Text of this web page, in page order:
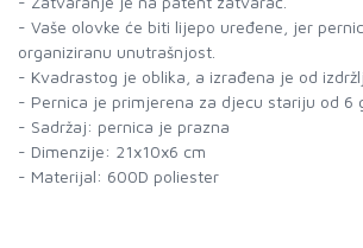
- Vaše olovke će biti lijepo uređene, jer
organiziranu unutrašnjost.
- Kvadrastog je oblika, a izrađena je od
- Pernica je primjerena za djecu stariju od 6
- Sadržaj: pernica je prazna
- Dimenzije: 21x10x6 cm
- Materijal: 600D poliester